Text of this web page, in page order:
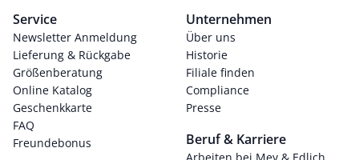
Service
Newsletter Anmeldung
Lieferung & Rückgabe
Größenberatung
Online Katalog
Geschenkkarte
FAQ
Freundebonus
Unternehmen
Über uns
Historie
Filiale finden
Compliance
Presse
Beruf & Karriere